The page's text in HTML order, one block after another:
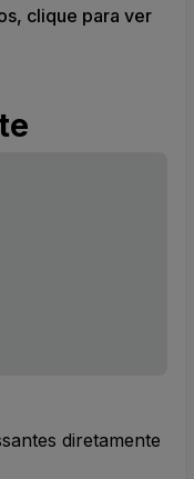
clique para ver
diretamente